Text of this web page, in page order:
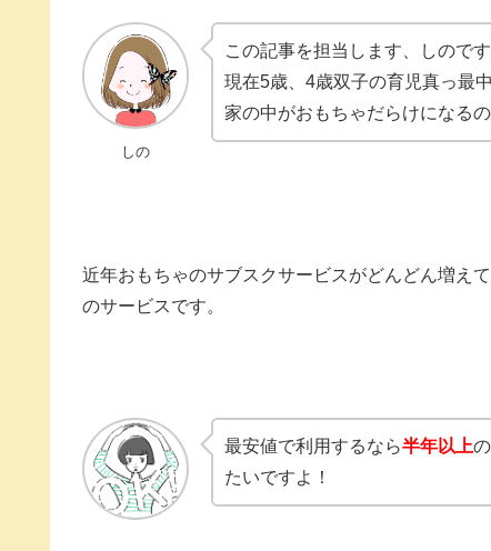
しの
この記事を担当します、しのです
現在5歳、4歳双子の育児真っ最中
家の中がおもちゃだらけになる
近年おもちゃのサブスクサービスがどんどん増え
のサービスです。
最安値で利用するなら半年以上
たいですよ！